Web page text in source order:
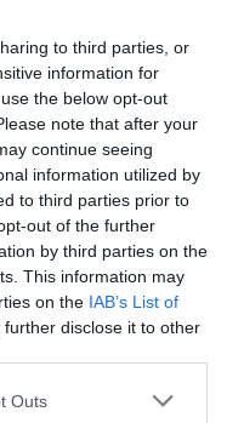
to third parties, or
information for
the below opt-out
note that after your
continue seeing
information utilized by
to third parties prior to
out of the further
by third parties on the
This information may
on the IAB’s List of
further disclose it to other
one or more Google
Outs
στην Δράμα:
του
Άμεση Δράση
του
πως εντόπισε
και
βρισκόταν ένα